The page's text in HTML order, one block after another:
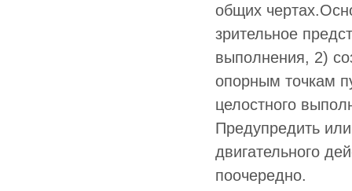
общих
зрительное
выполнения, 2)
опорным точкам
целостного
Предупредить
двигательного
поочередно.